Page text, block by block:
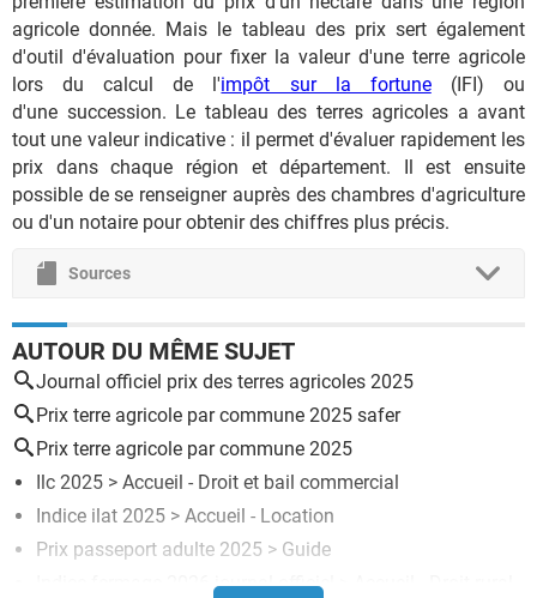
agricole donnée. Mais le tableau des prix sert également
d'outil d'évaluation pour fixer la valeur d'une terre agricole
lors du calcul de l'impôt sur la fortune(IFI) ou
d'une succession. Le tableau des terres agricoles a avant
tout une valeur indicative : il permet d'évaluer rapidement les
prix dans chaque région et département. Il est ensuite
possible de se renseigner auprès des chambres d'agriculture
ou d'un notaire pour obtenir des chiffres plus précis.
Sources
AUTOUR DU MÊME SUJET
Journal officiel prix des terres agricoles 2025
Prix terre agricole par commune 2025 safer
Prix terre agricole par commune 2025
Ilc 2025 > Accueil - Droit et bail commercial
Indice ilat 2025 > Accueil - Location
Prix passeport adulte 2025 > Guide
Indice fermage 2026 journal officiel